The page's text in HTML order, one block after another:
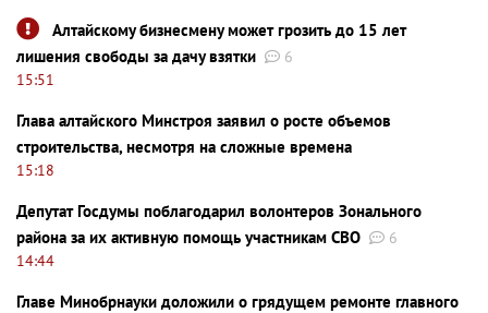
Алтайскому бизнесмену может грозить до 15 лет
лишения свободы за дачу взятки
6
15:51
Глава алтайского Минстроя заявил о росте объемов
строительства, несмотря на сложные времена
15:18
Депутат Госдумы поблагодарил волонтеров Зонального
района за их активную помощь участникам СВО
6
14:44
Главе Минобрнауки доложили о грядущем ремонте главного